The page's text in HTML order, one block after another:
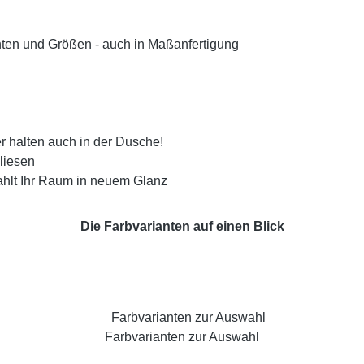
und Größen - auch in Maßanfertigung
halten auch in der Dusche!
Ihr Raum in neuem Glanz
Die Farbvarianten auf einen Blick
Farbvarianten zur Auswahl